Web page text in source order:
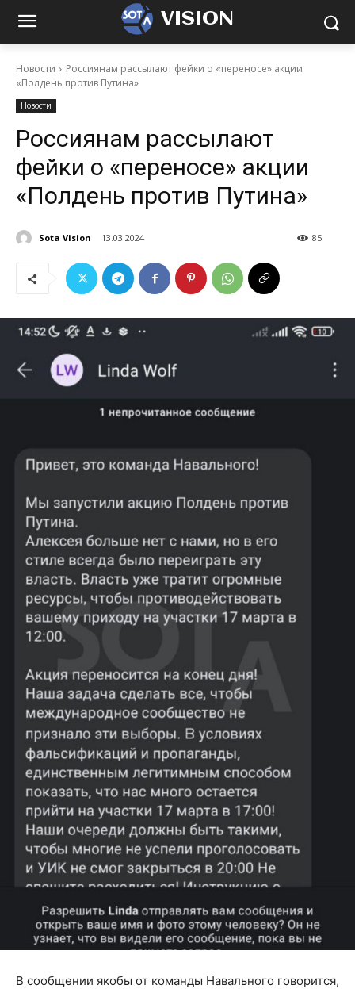
VISION
Новости
Россиянам рассылают фейки о «переносе» акции
«Полдень против Путина»
Новости
Россиянам рассылают
фейки о «переносе» акции
«Полдень против Путина»
Sota Vision 13.03.2024 85
В сообщении якобы от команды Навального говорится,